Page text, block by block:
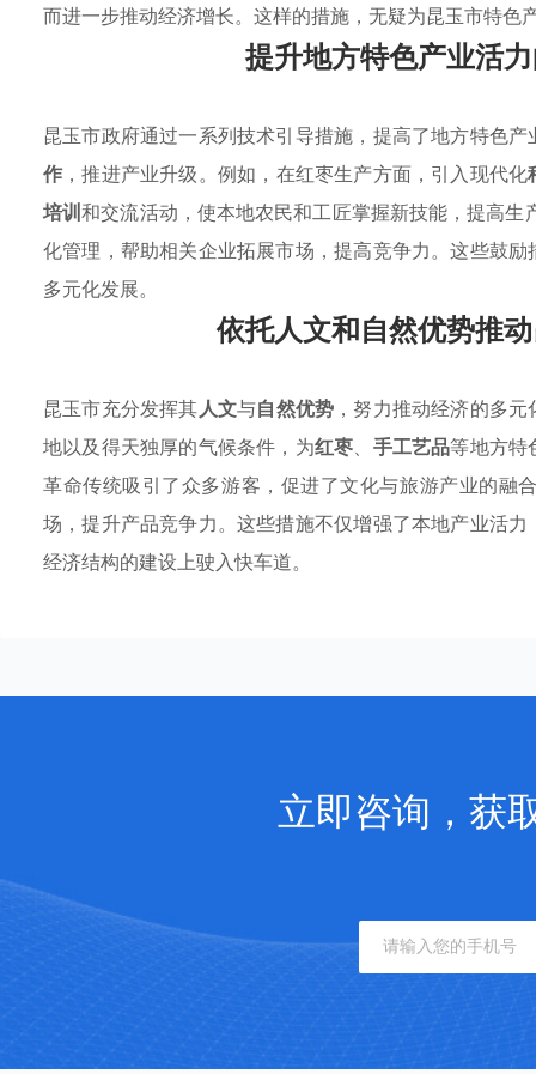
而进一步推动经济增长。这样的措施，无疑为昆玉市特色
提升地方特色产业活
昆玉市政府通过一系列技术引导措施，提高了地方特色
作 ，推进产业升级。例如，在红枣生产方面，引入现代化
培训和交流活动，使本地农民和工匠掌握新技能，提高
化管理，帮助相关企业拓展市场，提高竞争力。这些鼓
多元化发展。
依托人文和自然优势推
昆玉市充分发挥其人文与自然优势 ，努力推动经济的多
地以及得天独厚的气候条件，为红枣、 手工艺品等地方特
革命传统吸引了众多游客，促进了文化与旅游产业的融
场，提升产品竞争力。这些措施不仅增强了本地产业活
经济结构的建设上驶入快车道。
立即咨询，获